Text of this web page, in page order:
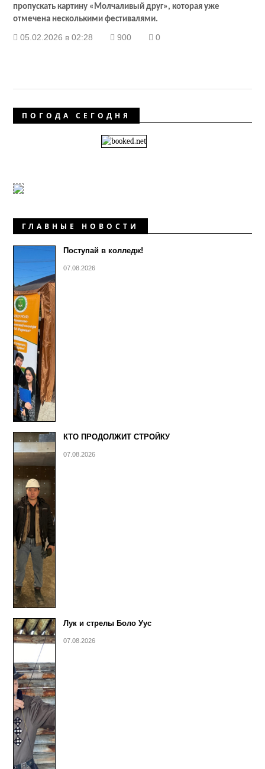
пропускать картину «Молчаливый друг», которая уже
отмечена несколькими фестивалями.
05.02.2026 в 02:28 900 0
ПОГОДА СЕГОДНЯ
ГЛАВНЫЕ НОВОСТИ
Поступай в колледж!
07.08.2026
КТО ПРОДОЛЖИТ СТРОЙКУ
07.08.2026
Лук и стрелы Боло Уус
07.08.2026